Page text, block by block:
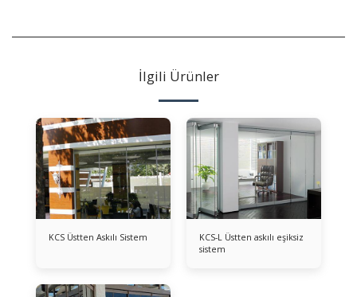
İlgili Ürünler
KCS Üstten Askılı Sistem
KCS-L Üstten askılı eşiksiz
sistem